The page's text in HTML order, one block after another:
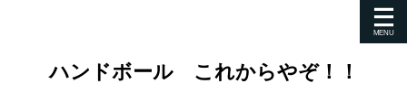
ハンドボール これからやぞ！！